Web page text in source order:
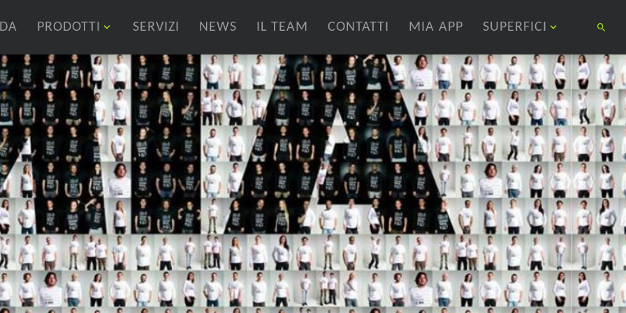
PRODOTTI SERVIZI NEWS IL TEAM CONTATTI MIA APP SUPERFICI